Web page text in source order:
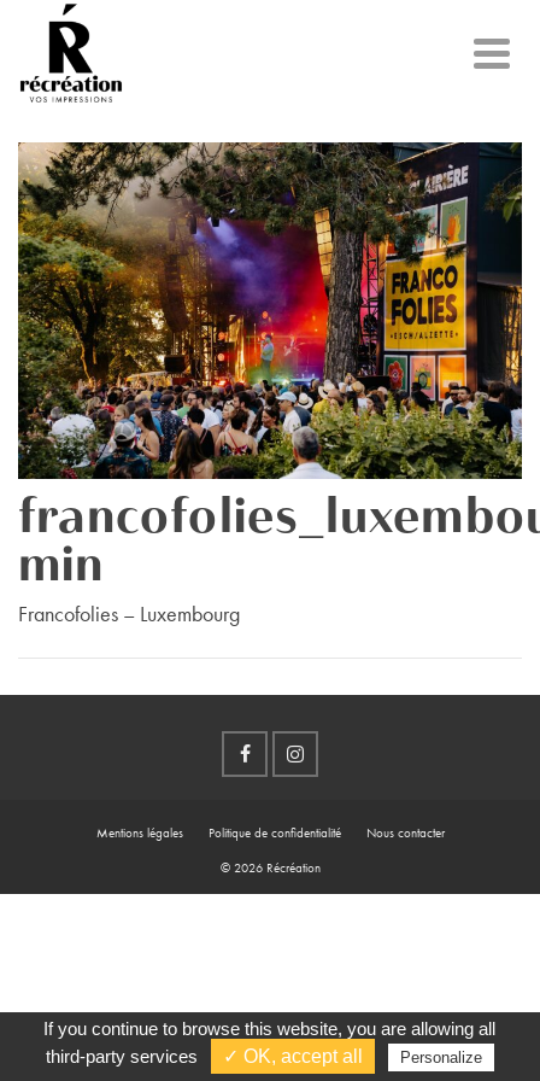
min
Francofolies – Luxembourg
Mentions légales Politique de confidentialité Nous contacter
© 2026 Récréation
If you continue to browse this website, you are allowing all
third-party services
✓ OK, accept all Personalize